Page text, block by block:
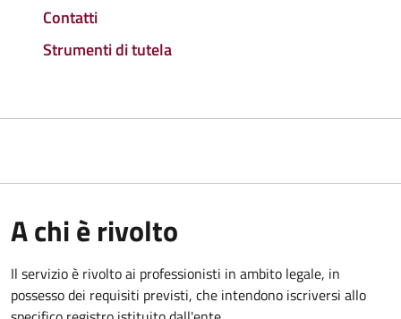
Contatti
Strumenti di tutela
A chi è rivolto
Il servizio è rivolto ai professionisti in ambito legale, in
possesso dei requisiti previsti, che intendono iscriversi allo